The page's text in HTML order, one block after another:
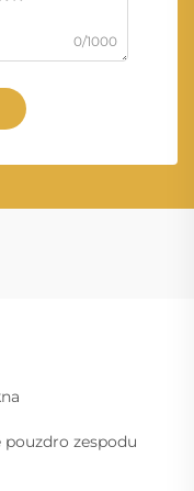
0/1000
pouzdro zespodu